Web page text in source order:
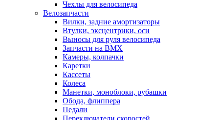
Чехлы для велосипеда
Велозапчасти
Вилки, задние амортизаторы
Втулки, эксцентрики, оси
Выносы для руля велосипеда
Запчасти на BMX
Камеры, колпачки
Каретки
Кассеты
Колеса
Манетки, моноблоки, рубашки
Обода, флиппера
Педали